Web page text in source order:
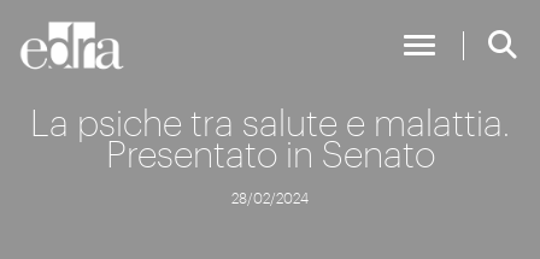
Toggle
La psiche tra salute e malattia.
Presentato in Senato
28/02/2024